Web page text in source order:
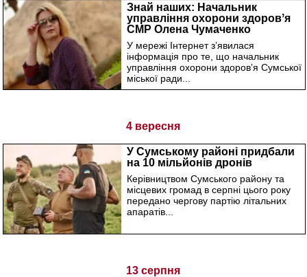
Знай наших: Начальник
управління охорони здоровʼя
СМР Олена Чумаченко
задекларувала...
У мережі Інтернет зʼявилася
інформація про те, що начальник
управління охорони здоровʼя Сумської
міської ради...
4 вересня
У Сумському районі придбали
на 10 мільйонів дронів
Керівництвом Сумського району та
місцевих громад в серпні цього року
передано чергову партію літальних
апаратів...
13 серпня